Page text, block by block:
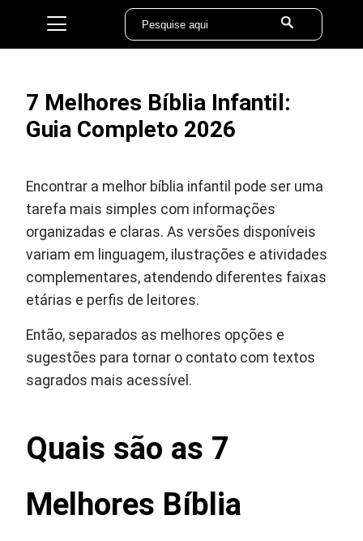
7 Melhores Bíblia Infantil:
Guia Completo 2026
Encontrar a melhor bíblia infantil pode ser uma
tarefa mais simples com informações
organizadas e claras. As versões disponíveis
variam em linguagem, ilustrações e atividades
complementares, atendendo diferentes faixas
etárias e perfis de leitores.
Então, separados as melhores opções e
sugestões para tornar o contato com textos
sagrados mais acessível.
Quais são as 7
Melhores Bíblia